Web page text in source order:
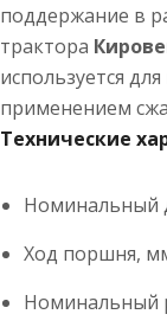
поддержание в
трактора
используется
применением
Технические
Номинальный
Ход поршня,
Номинальный